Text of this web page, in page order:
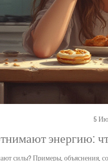
5
энергию:
силы? Примеры, объяснения,